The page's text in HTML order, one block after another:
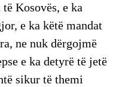
Kosovës, e ka
e ka këtë mandat
ne nuk dërgojmë
e ka detyrë të jetë
sikur të themi